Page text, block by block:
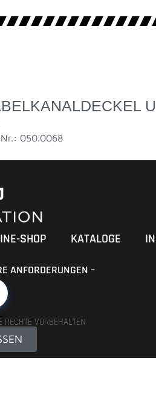
U
050.0068
SHOP KATALOGE
ANFORDERUNGEN –
VORBEHALTEN